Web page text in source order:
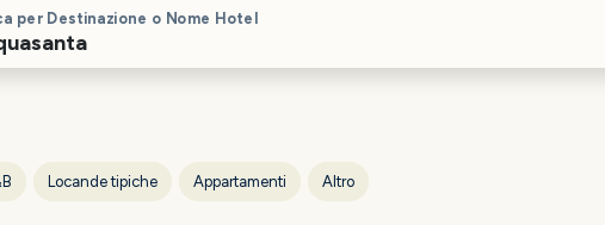
per Destinazione o Nome Hotel
Locande tipiche Appartamenti Altro